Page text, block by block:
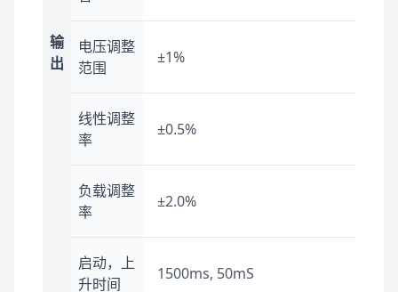
输
出
电压调整
范围
±1%
线性调整
率
±0.5%
负载调整
率
±2.0%
启动，上
升时间
1500ms, 50mS